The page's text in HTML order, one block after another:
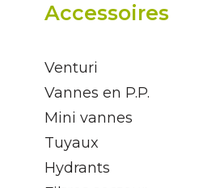
Accessoires
Venturi
Vannes en P.P.
Mini vannes
Tuyaux
Hydrants